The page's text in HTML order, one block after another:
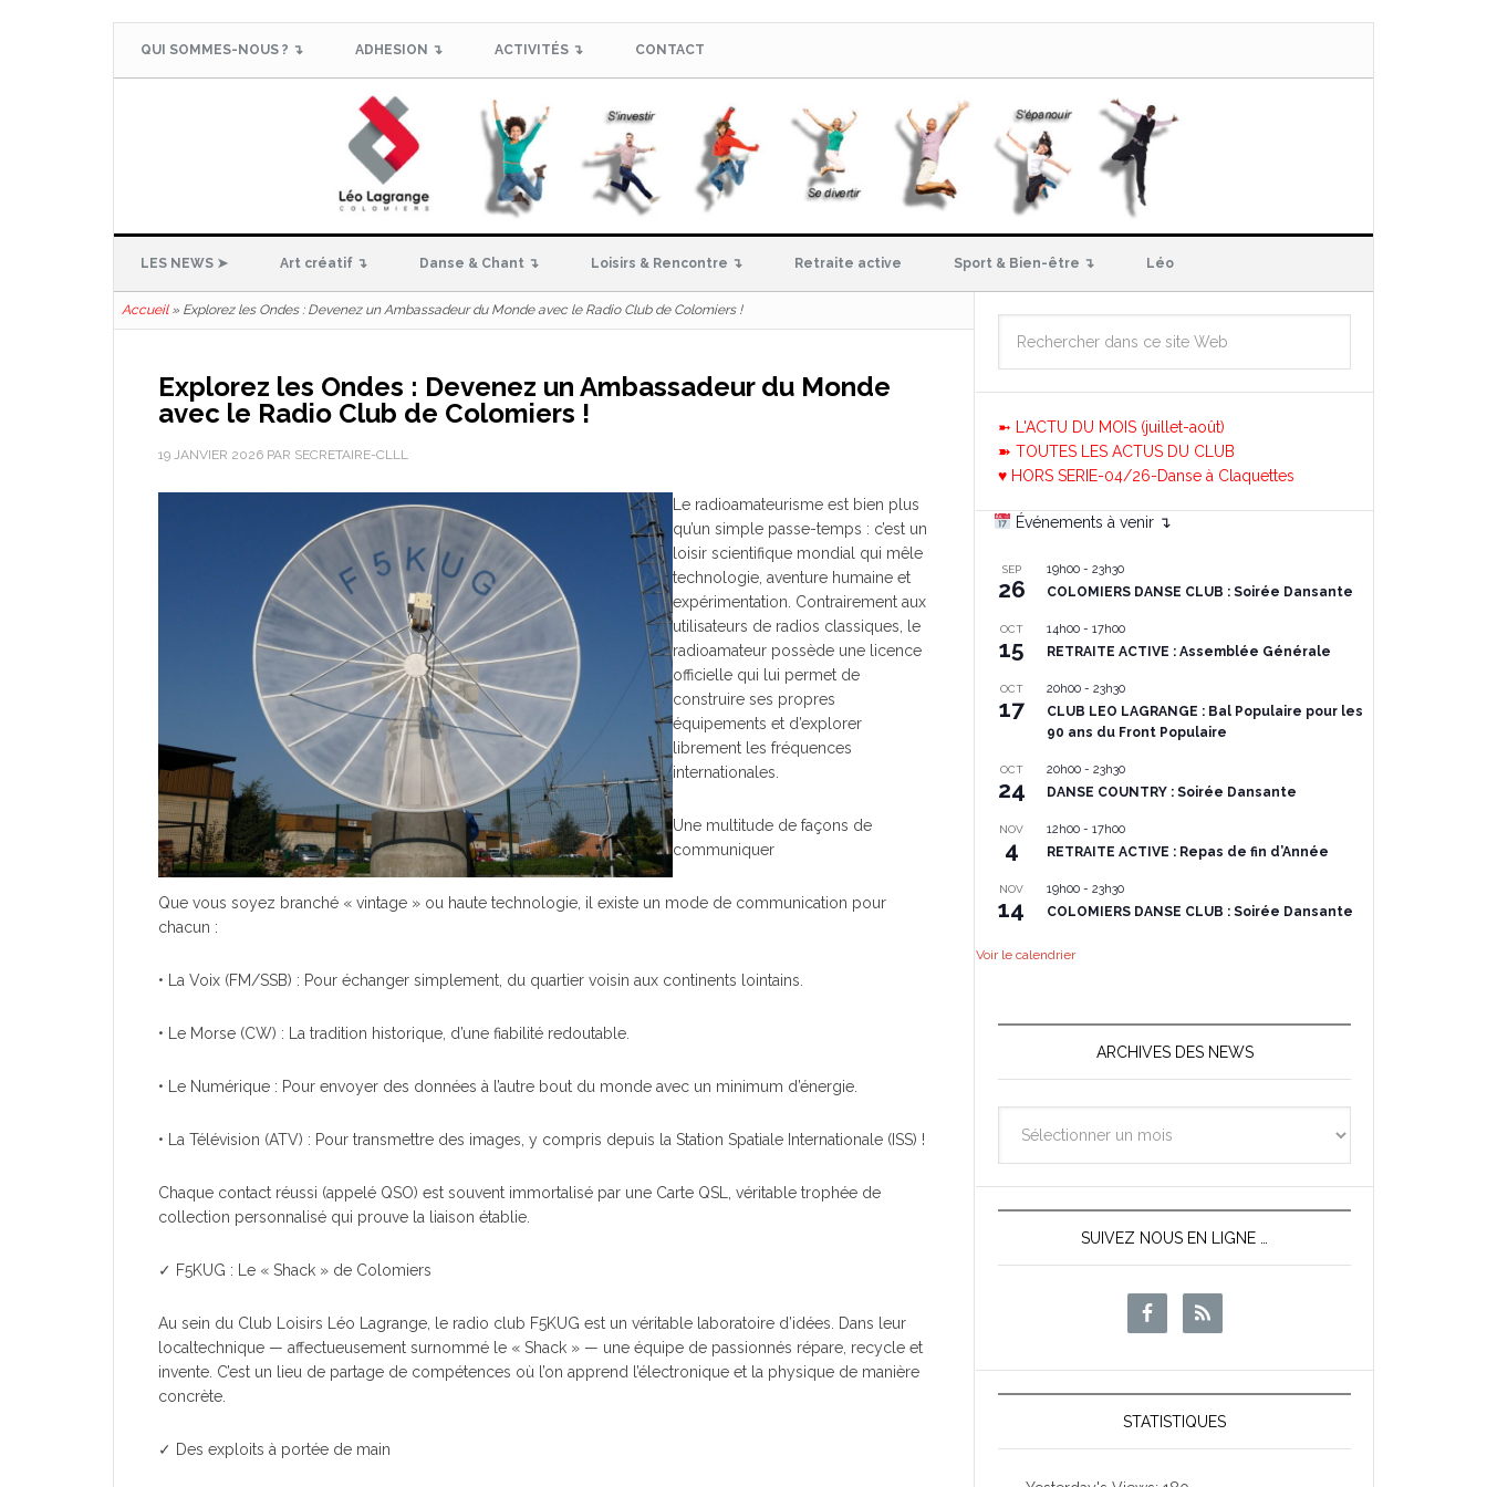
QUI SOMMES-NOUS ? ↴ ADHESION ↴ ACTIVITÉS ↴ CONTACT
LES NEWS ➤ Art créatif ↴ Danse & Chant ↴ Loisirs & Rencontre ↴ Retraite active Sport & Bien-être ↴ Léo
Accueil» Explorez les Ondes : Devenez un Ambassadeur du Monde avec le Radio Club de Colomiers !
Explorez les Ondes : Devenez un Ambassadeur du Monde
avec le Radio Club de Colomiers !
19 JANVIER 2026 PAR SECRETAIRE-CLLL
Le radioamateurisme est bien plus
qu’un simple passe-temps : c’est un
loisir scientifique mondial qui mêle
technologie, aventure humaine et
expérimentation. Contrairement aux
utilisateurs de radios classiques, le
radioamateur possède une licence
officielle qui lui permet de
construire ses propres
équipements et d’explorer
librement les fréquences
internationales.
Une multitude de façons de
communiquer
Que vous soyez branché « vintage » ou haute technologie, il existe un mode de communication pour
chacun :
• La Voix (FM/SSB) : Pour échanger simplement, du quartier voisin aux continents lointains.
• Le Morse (CW) : La tradition historique, d’une fiabilité redoutable.
• Le Numérique : Pour envoyer des données à l’autre bout du monde avec un minimum d’énergie.
• La Télévision (ATV) : Pour transmettre des images, y compris depuis la Station Spatiale Internationale (ISS) !
Chaque contact réussi (appelé QSO) est souvent immortalisé par une Carte QSL, véritable trophée de
collection personnalisé qui prouve la liaison établie.
✓ F5KUG : Le « Shack » de Colomiers
Au sein du Club Loisirs Léo Lagrange, le radio club F5KUG est un véritable laboratoire d’idées. Dans leur
localtechnique — affectueusement surnommé le « Shack » — une équipe de passionnés répare, recycle et
invente. C’est un lieu de partage de compétences où l’on apprend l’électronique et la physique de manière
concrète.
✓ Des exploits à portée de main
➼ L'ACTU DU MOIS (juillet-août)
➽ TOUTES LES ACTUS DU CLUB
♥ HORS SERIE-04/26-Danse à Claquettes
Événements à venir ↴
SEP
26
19h00 - 23h30
COLOMIERS DANSE CLUB : Soirée Dansante
OCT
15
14h00 - 17h00
RETRAITE ACTIVE : Assemblée Générale
OCT
17
20h00 - 23h30
CLUB LEO LAGRANGE : Bal Populaire pour les
90 ans du Front Populaire
OCT
24
20h00 - 23h30
DANSE COUNTRY : Soirée Dansante
NOV
4
12h00 - 17h00
RETRAITE ACTIVE : Repas de fin d’Année
NOV
14
19h00 - 23h30
COLOMIERS DANSE CLUB : Soirée Dansante
Voir le calendrier
ARCHIVES DES NEWS
des
News
SUIVEZ NOUS EN LIGNE …
STATISTIQUES